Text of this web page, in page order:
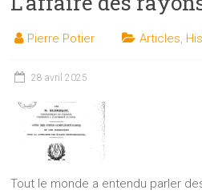
Pierre Potier Articles,
28 avril 2025
Tout le monde a entendu parler